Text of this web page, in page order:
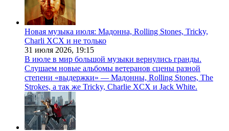
Новая музыка июля: Мадонна, Rolling Stones, Tricky,
Charli XCX и не только
31 июля 2026, 19:15
В июле в мир большой музыки вернулись гранды.
Слушаем новые альбомы ветеранов сцены разной
степени «выдержки» — Мадонны, Rolling Stones, The
Strokes, а так же Tricky, Charlie XCX и Jack White.